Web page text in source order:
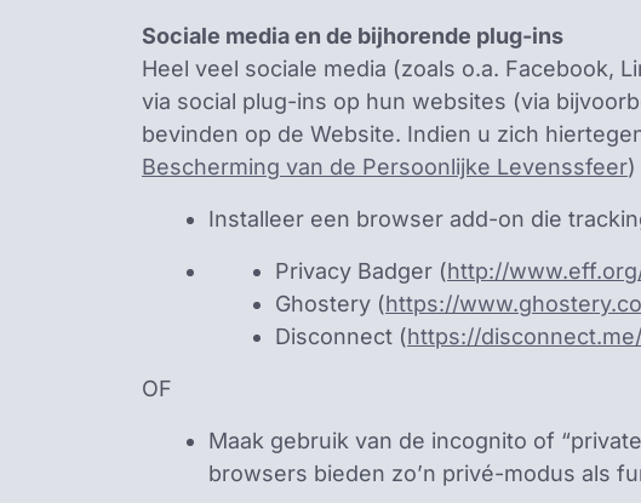
Sociale media en de bijhorende plug-ins
Heel veel sociale media (zoals o.a. Facebook,
via social plug-ins op hun websites (via
bevinden op de Website. Indien u zich
Bescherming van de Persoonlijke Levenssfeer)
Installeer een browser add-on die
Privacy Badger (http://
Ghostery (https://
Disconnect (https://
OF
Maak gebruik van de incognito of
browsers bieden zo’n privé-modus als